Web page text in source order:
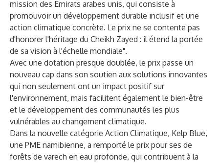
mission des Émirats arabes unis, qui consiste à
promouvoir un développement durable inclusif et une
action climatique concrète. Le prix ne se contente pas
d'honorer l'héritage du Cheikh Zayed : il étend la portée
de sa vision à l'échelle mondiale".
Avec une dotation presque doublée, le prix passe un
nouveau cap dans son soutien aux solutions innovantes
qui non seulement ont un impact positif sur
l'environnement, mais facilitent également le bien-être
et le développement des communautés les plus
vulnérables au changement climatique.
Dans la nouvelle catégorie Action Climatique, Kelp Blue,
une PME namibienne, a remporté le prix pour ses de
forêts de varech en eau profonde, qui contribuent à la